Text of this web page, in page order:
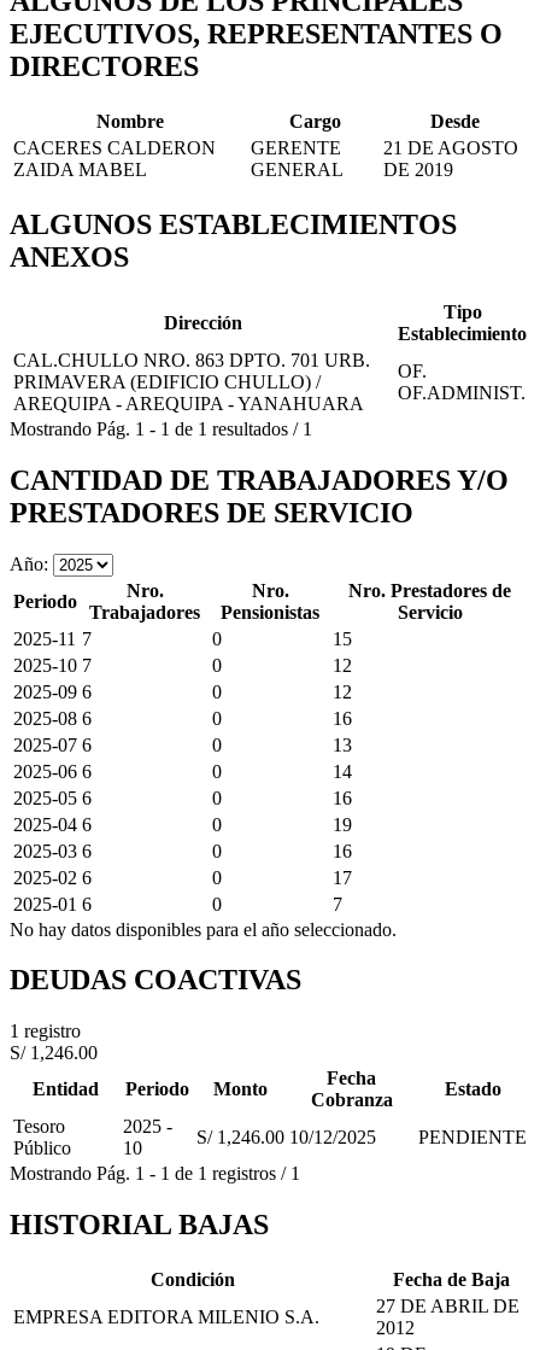
EJECUTIVOS, REPRESENTANTES O
DIRECTORES
Nombre Cargo
Desde
CACERES CALDERON
ZAIDA MABEL
GERENTE
GENERAL
21 DE AGOSTO
DE 2019
ALGUNOS ESTABLECIMIENTOS
ANEXOS
Dirección
Tipo
Establecimiento
CAL.CHULLO NRO. 863 DPTO. 701 URB.
PRIMAVERA (EDIFICIO CHULLO) /
AREQUIPA - AREQUIPA - YANAHUARA
OF.
OF.ADMINIST.
Mostrando Pág. 1 - 1 de 1 resultados / 1
CANTIDAD DE TRABAJADORES Y/O
PRESTADORES DE SERVICIO
Año:
Periodo
Nro.
Trabajadores
Nro.
Pensionistas
Nro. Prestadores de
Servicio
2025-11 7 0
15
2025-10 7 0
12
2025-09 6 0
12
2025-08 6 0
16
2025-07 6 0
13
2025-06 6 0
14
2025-05 6 0
16
2025-04 6 0
19
2025-03 6 0
16
2025-02 6 0
17
2025-01 6 0
7
No hay datos disponibles para el año seleccionado.
DEUDAS COACTIVAS
1 registro
S/ 1,246.00
Entidad
Periodo Monto
Fecha
Cobranza
Estado
Tesoro
Público
2025 -
10
S/ 1,246.00 10/12/2025
PENDIENTE
Mostrando Pág. 1 - 1 de 1 registros / 1
HISTORIAL BAJAS
Condición
Fecha de Baja
EMPRESA EDITORA MILENIO S.A.
27 DE ABRIL DE
2012